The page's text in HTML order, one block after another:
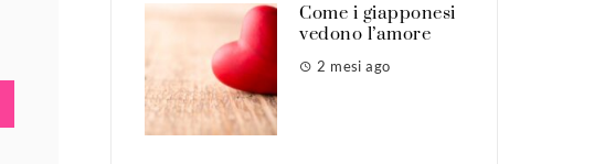
Come i giapponesi
vedono l’amore
2 mesi ago